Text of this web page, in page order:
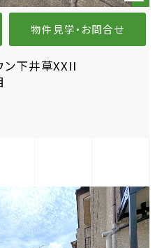
物件見学・お問合せ
ン下井草XXII